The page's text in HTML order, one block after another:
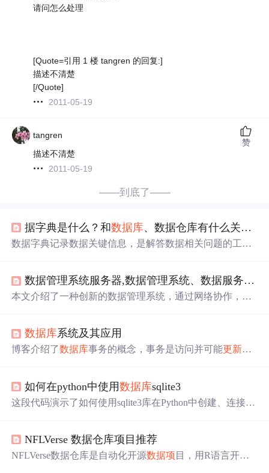
请问怎么处理
[Quote=引用 1 楼 tangren 的回复:]
描述不清楚
[/Quote]
2011-05-19
tangren
描述不清楚
2011-05-19
赞
——到底了——
据字典是什么？和数据库、数据仓库有什么关系？
数据字典记录数据关键信息，是解答数据相关问题的工
典是数据库和数据仓库的重要组成部分，为其设计和管理
提供支持，且会随二者变化而更新。
数据管理系统服务器,数据管理系统、数据服务器以及数据管理方法
本文介绍了一种创新的数据管理系统，通过网络协作，数
索效率。关键特性包括请求处理、响应部分、
储、服务器检测与列表、位置 更新等。
数据库系统及其应用
博客介绍了数据库事务的概念，事务是访问并可能更新各
的操作。
如何在python中使用数据库sqlite3
这段代码演示了如何使用sqlite3库在Python中创建、连接数
NFLVerse 数据仓库项目推荐
NFLVerse数据仓库是自动化开源数据项 目，用R语言开